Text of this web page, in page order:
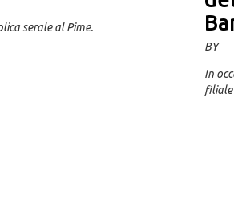
serale al Pime.
BY
In
filiale